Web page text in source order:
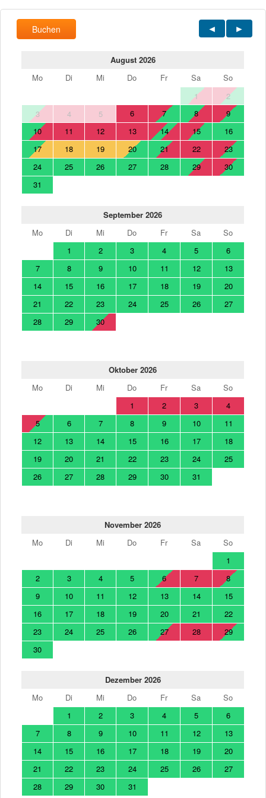
Buchen
August 2026
Mo
Di Mi Do Fr Sa
So
1
2
3
4 5 6 7 8
9
10
11 12 13 14 15
16
17
18 19 20 21 22
23
24
25 26 27 28 29
30
31
September 2026
Mo
Di Mi Do Fr Sa
So
1
2 3 4 5
6
7
8 9 10 11 12
13
14
15 16 17 18 19
20
21
22 23 24 25 26
27
28
29 30
Oktober 2026
Mo
Di Mi Do Fr Sa
So
1
2 3
4
5
6 7 8 9 10
11
12
13 14 15 16 17
18
19
20 21 22 23 24
25
26
27 28 29 30 31
November 2026
Mo
Di Mi Do Fr Sa
So
1
2
3 4 5 6 7
8
9
10 11 12 13 14
15
16
17 18 19 20 21
22
23
24 25 26 27 28
29
30
Dezember 2026
Mo
Di Mi Do Fr Sa
So
1
2 3 4 5
6
7
8 9 10 11 12
13
14
15 16 17 18 19
20
21
22 23 24 25 26
27
28
29 30 31